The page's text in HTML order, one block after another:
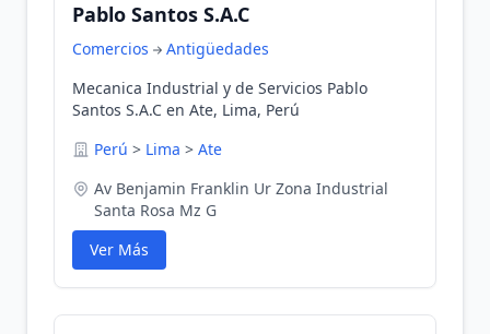
Pablo Santos S.A.C
Comercios
Antigüedades
Mecanica Industrial y de Servicios Pablo
Santos S.A.C en Ate, Lima, Perú
Perú > Lima > Ate
Av Benjamin Franklin Ur Zona Industrial
Santa Rosa Mz G
Ver Más